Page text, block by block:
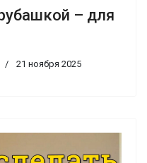
– для
21 ноября 2025